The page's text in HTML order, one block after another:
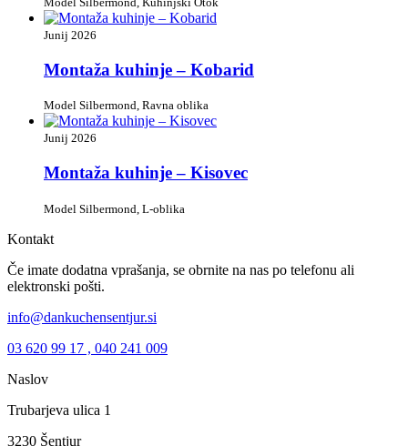
Junij 2026
Montaža kuhinje – Kobarid
Model Silbermond, Ravna oblika
Junij 2026
Montaža kuhinje – Kisovec
Model Silbermond, L-oblika
Kontakt
Če imate dodatna vprašanja, se obrnite na nas po telefonu ali
elektronski pošti.
info@dankuchensentjur.si
03 620 99 17 , 040 241 009
Naslov
Trubarjeva ulica 1
3230 Šentjur